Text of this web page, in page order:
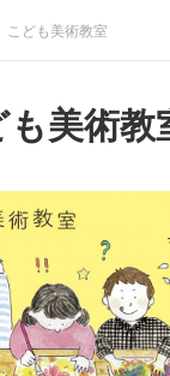
こども美術教室
SNS
も美術教